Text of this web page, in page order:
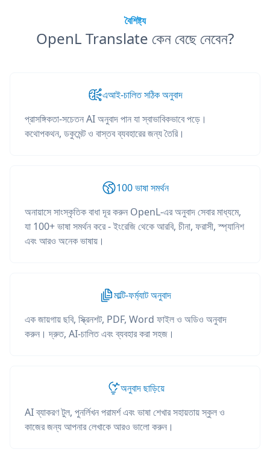
বৈশিষ্ট্য
OpenL Translate কেন বেছে নেবেন?
এআই-চালিত সঠিক অনুবাদ
প্রাসঙ্গিকতা-সচেতন AI অনুবাদ পান যা স্বাভাবিকভাবে পড়ে।
কথোপকথন, ডকুমেন্ট ও বাস্তব ব্যবহারের জন্য তৈরি।
100 ভাষা সমর্থন
অনায়াসে সাংস্কৃতিক বাধা দূর করুন OpenL-এর অনুবাদ সেবার মাধ্যমে,
যা 100+ ভাষা সমর্থন করে - ইংরেজি থেকে আরবি, চীনা, ফরাসী, স্প্যানিশ
এবং আরও অনেক ভাষায়।
মাল্টি-ফর্ম্যাট অনুবাদ
এক জায়গায় ছবি, স্ক্রিনশট, PDF, Word ফাইল ও অডিও অনুবাদ
করুন। দ্রুত, AI-চালিত এবং ব্যবহার করা সহজ।
অনুবাদ ছাড়িয়ে
AI ব্যাকরণ টুল, পুনর্লিখন পরামর্শ এবং ভাষা শেখার সহায়তায় স্কুল ও
কাজের জন্য আপনার লেখাকে আরও ভালো করুন।